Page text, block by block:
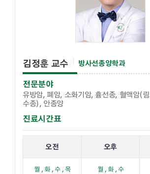
김정훈 교수 방사선종양학과
전문분야
유방암, 폐암, 소화기암, 흉선종, 혈액암(
수종), 안종양
진료시간표
오전 오후
월 , 화 , 수 , 목 월 , 화 , 수